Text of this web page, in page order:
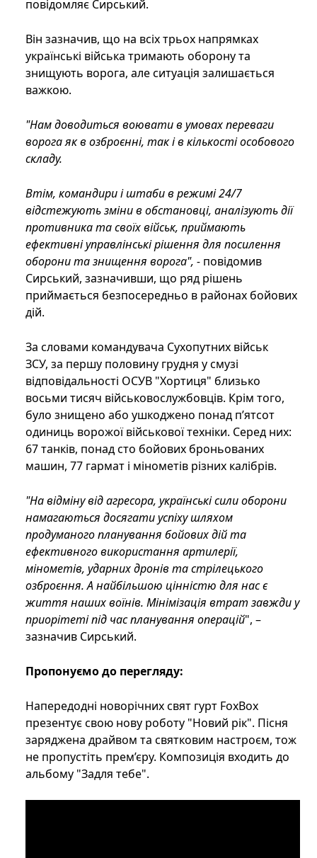
повідомляє Сирський.
Він зазначив, що на всіх трьох напрямках
українські війська тримають оборону та
знищують ворога, але ситуація залишається
важкою.
"Нам доводиться воювати в умовах переваги
ворога як в озброєнні, так і в кількості особового
складу.
Втім, командири і штаби в режимі 24/7
відстежують зміни в обстановці, аналізують дії
противника та своїх військ, приймають
ефективні управлінські рішення для посилення
оборони та знищення ворога", - повідомив
Сирський, зазначивши, що ряд рішень
приймається безпосередньо в районах бойових
дій.
За словами командувача Сухопутних військ
ЗСУ, за першу половину грудня у смузі
відповідальності ОСУВ "Хортиця" близько
восьми тисяч військовослужбовців. Крім того,
було знищено або ушкоджено понад п’ятсот
одиниць ворожої військової техніки. Серед них:
67 танків, понад сто бойових броньованих
машин, 77 гармат і мінометів різних калібрів.
"На відміну від агресора, українські сили оборони
намагаються досягати успіху шляхом
продуманого планування бойових дій та
ефективного використання артилерії,
мінометів, ударних дронів та стрілецького
озброєння. А найбільшою цінністю для нас є
життя наших воїнів. Мінімізація втрат завжди у
приорітеті під час планування операцій", –
зазначив Сирський.
Пропонуємо до перегляду:
Напередодні новорічних свят гурт FoxBox
презентує свою нову роботу "Новий рік". Пісня
заряджена драйвом та святковим настроєм, тож
не пропустіть прем’єру. Композиція входить до
альбому "Задля тебе".